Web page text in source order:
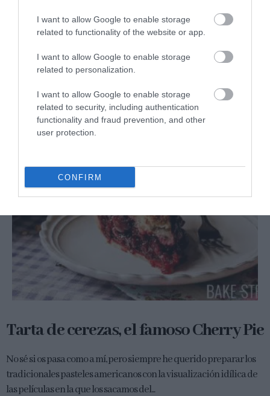
I want to allow Google to enable storage
related to functionality of the website or app.
I want to allow Google to enable storage
related to personalization.
I want to allow Google to enable storage
related to security, including authentication
functionality and fraud prevention, and other
user protection.
CONFIRM
Tarta de cerezas, el famoso Cherry Pie
No sé si os pasa como a mí, pero siempre he querido preparar los
tradicionales pasteles americanos con la visualización idílica de
las películas en la que los sacamos del...